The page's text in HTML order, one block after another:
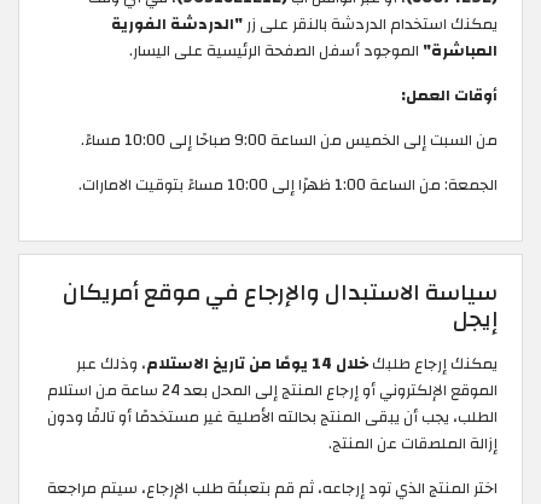
يمكنك استخدام الدردشة بالنقر على زر"الدردشة الفورية
المباشرة" الموجود أسفل الصفحة الرئيسية على اليسار.
أوقات العمل:
من السبت إلى الخميس من الساعة 9:00 صباحًا إلى 10:00 مساءً.
الجمعة: من الساعة 1:00 ظهرًا إلى 10:00 مساءً بتوقيت الامارات.
سياسة الاستبدال والإرجاع في موقع أمريكان
إيجل
يمكنك إرجاع طلبكخلال 14 يومًا من تاريخ الاستلام
، وذلك عبر
الموقع الإلكتروني أو إرجاع المنتج إلى المحل بعد 24 ساعة من استلام
الطلب، يجب أن يبقى المنتج بحالته الأصلية غير مستخدمًا أو تالفًا ودون
إزالة الملصقات عن المنتج.
اختر المنتج الذي تود إرجاعه، ثم قم بتعبئة طلب الإرجاع، سيتم مراجعة